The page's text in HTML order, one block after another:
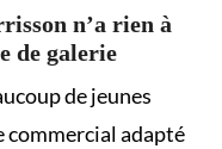
n’a rien à
de galerie
de jeunes
commercial adapté